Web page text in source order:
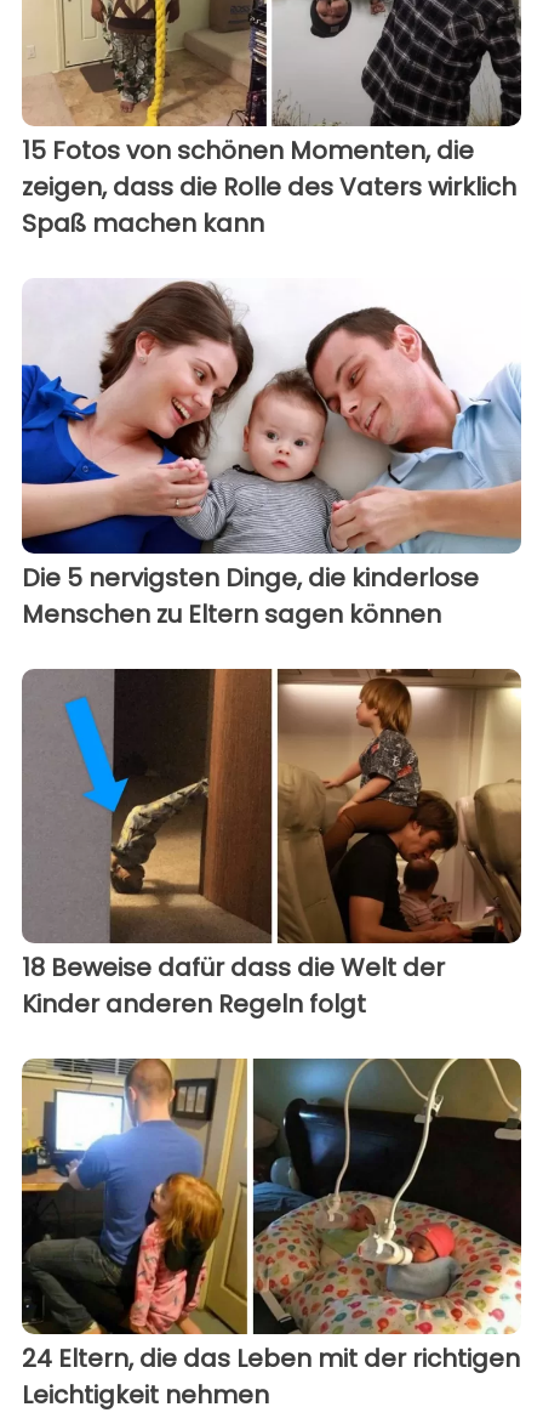
15 Fotos von schönen Momenten, die
zeigen, dass die Rolle des Vaters wirklich
Spaß machen kann
Die 5 nervigsten Dinge, die kinderlose
Menschen zu Eltern sagen können
18 Beweise dafür dass die Welt der
Kinder anderen Regeln folgt
24 Eltern, die das Leben mit der richtigen
Leichtigkeit nehmen